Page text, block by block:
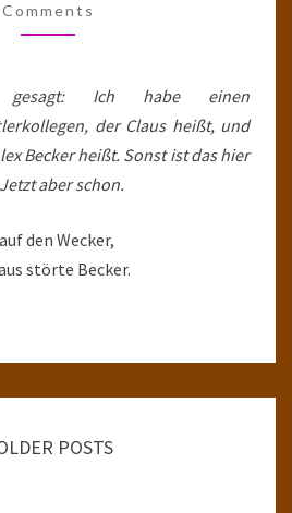
Comments
Ich habe einen
der Claus heißt, und
Becker heißt. Sonst ist das hier
aber schon.
den Wecker,
störte Becker.
POSTS